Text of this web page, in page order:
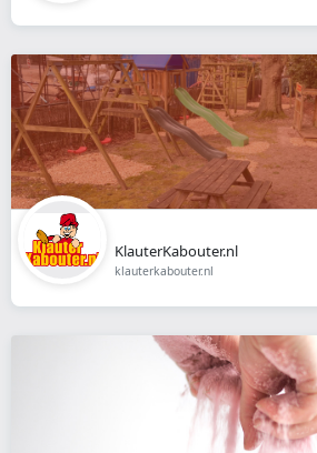
KlauterKabouter.nl
klauterkabouter.nl